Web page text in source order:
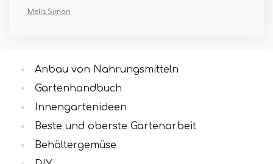
Melis Simon
Anbau von Nahrungsmitteln
Gartenhandbuch
Innengartenideen
Beste und oberste Gartenarbeit
Behältergemüse